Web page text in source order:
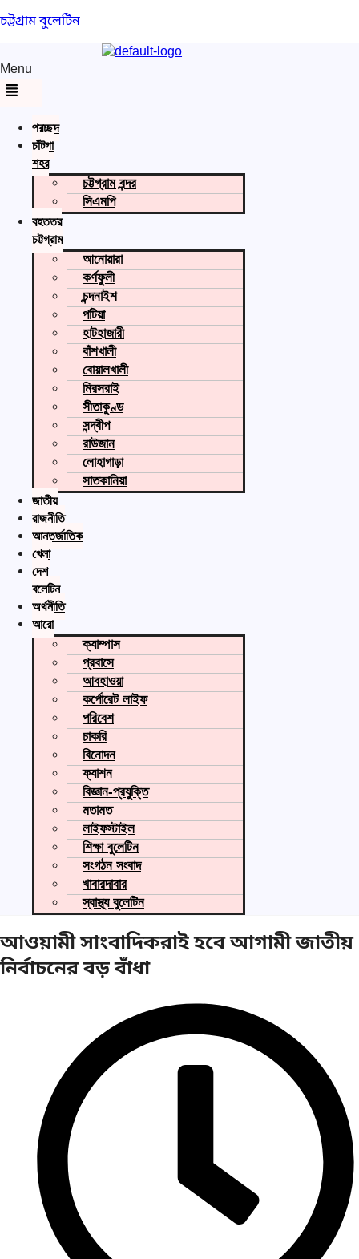
চট্টগ্রাম বুলেটিন
Menu
প্রচ্ছদ
চাঁটগা
শহর
চট্টগ্রাম বন্দর
সিএমপি
বৃহত্তর
চট্টগ্রাম
আনোয়ারা
কর্ণফুলী
চন্দনাইশ
পটিয়া
হাটহাজারী
বাঁশখালী
বোয়ালখালী
মিরসরাই
সীতাকুণ্ড
সন্দ্বীপ
রাউজান
লোহাগাড়া
সাতকানিয়া
জাতীয়
রাজনীতি
আন্তর্জাতিক
খেলা
দেশ
বুলেটিন
অর্থনীতি
আরো
ক্যাম্পাস
প্রবাসে
আবহাওয়া
কর্পোরেট লাইফ
পরিবেশ
চাকরি
বিনোদন
ফ্যাশন
বিজ্ঞান-প্রযুক্তি
মতামত
লাইফস্টাইল
শিক্ষা বুলেটিন
সংগঠন সংবাদ
খাবারদাবার
স্বাস্থ্য বুলেটিন
আওয়ামী সাংবাদিকরাই হবে আগামী জাতীয়
নির্বাচনের বড় বাঁধা